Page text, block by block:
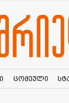
ცომეული